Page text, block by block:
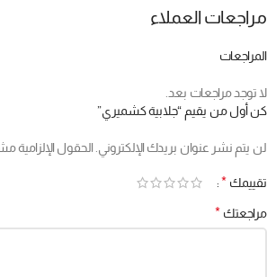
مراجعات العملاء
المراجعات
لا توجد مراجعات بعد.
كن أول من يقيم “جلابية كشميري”
لن يتم نشر عنوان بريدك الإلكتروني. الحقول الإلزامية
تقييمك *
مراجعتك *